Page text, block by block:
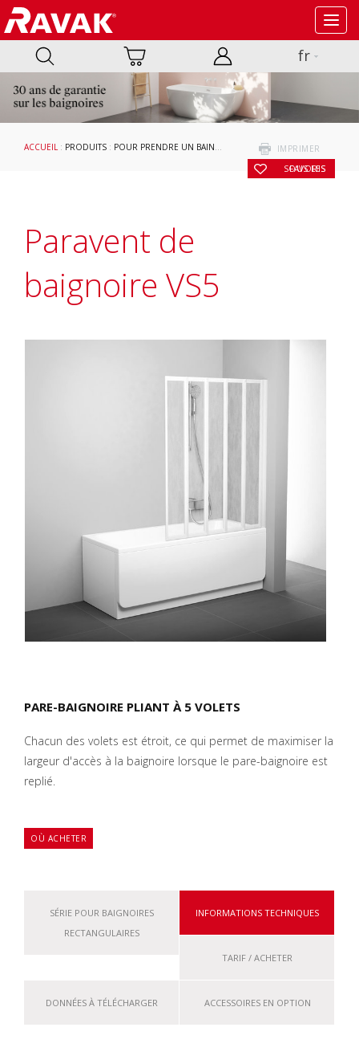
fr
IMPRIMER
SOUS LES FAVORIS
ACCUEIL : PRODUITS : POUR PRENDRE UN BAIN PARAVENTS DE BAIGNOIRE ET
Paravent de
baignoire VS5
PARE-BAIGNOIRE PLIANT À 5 VOLETS
Chacun des volets est étroit, ce qui permet de maximiser la
largeur d'accès à la baignoire lorsque le pare-baignoire est
replié.
OÙ ACHETER
SÉRIE POUR BAIGNOIRES
RECTANGULAIRES
INFORMATIONS TECHNIQUES
TARIF / ACHETER
DONNÉES À TÉLÉCHARGER ACCESSOIRES EN OPTION